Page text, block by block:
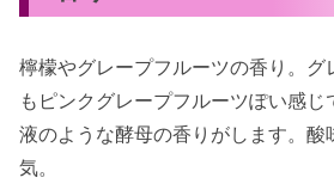
檸檬やグレープフルーツの香り。グ
もピンクグレープフルーツぽい感
液のような酵母の香りがします。酸
気。